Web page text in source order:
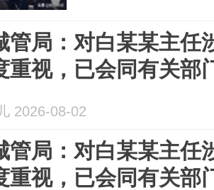
管局：对白某某主任
重视，已会同有关部
2026-08-02
管局：对白某某主任
重视，已会同有关部